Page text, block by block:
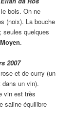
bois. On ne
(noix). La bouche
seules quelques
Moyen.
2007
et de curry (un
dans un vin).
vin est très
saline équilibre